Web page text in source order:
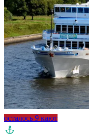
осталось 9 кают